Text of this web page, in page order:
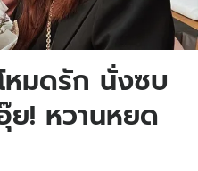
หมดรัก นั่งซบ
ย! หวานหยด